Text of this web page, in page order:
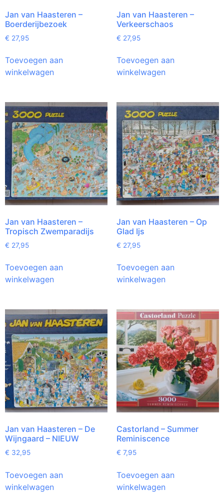
Jan van Haasteren –
Boerderijbezoek
€ 27,95
Toevoegen aan
winkelwagen
Jan van Haasteren –
Verkeerschaos
€ 27,95
Toevoegen aan
winkelwagen
Jan van Haasteren –
Tropisch Zwemparadijs
€ 27,95
Toevoegen aan
winkelwagen
Jan van Haasteren – Op
Glad Ijs
€ 27,95
Toevoegen aan
winkelwagen
Jan van Haasteren – De
Wijngaard – NIEUW
€ 32,95
Toevoegen aan
winkelwagen
Castorland – Summer
Reminiscence
€ 7,95
Toevoegen aan
winkelwagen